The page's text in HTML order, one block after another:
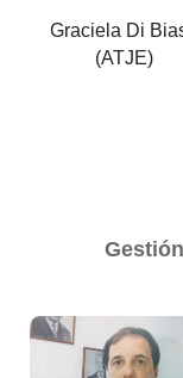
Graciela Di
(ATJE)
Gestión